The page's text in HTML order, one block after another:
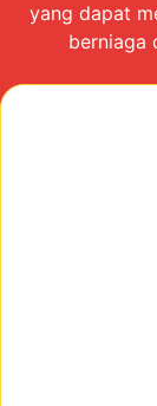
yang dapat
berniaga